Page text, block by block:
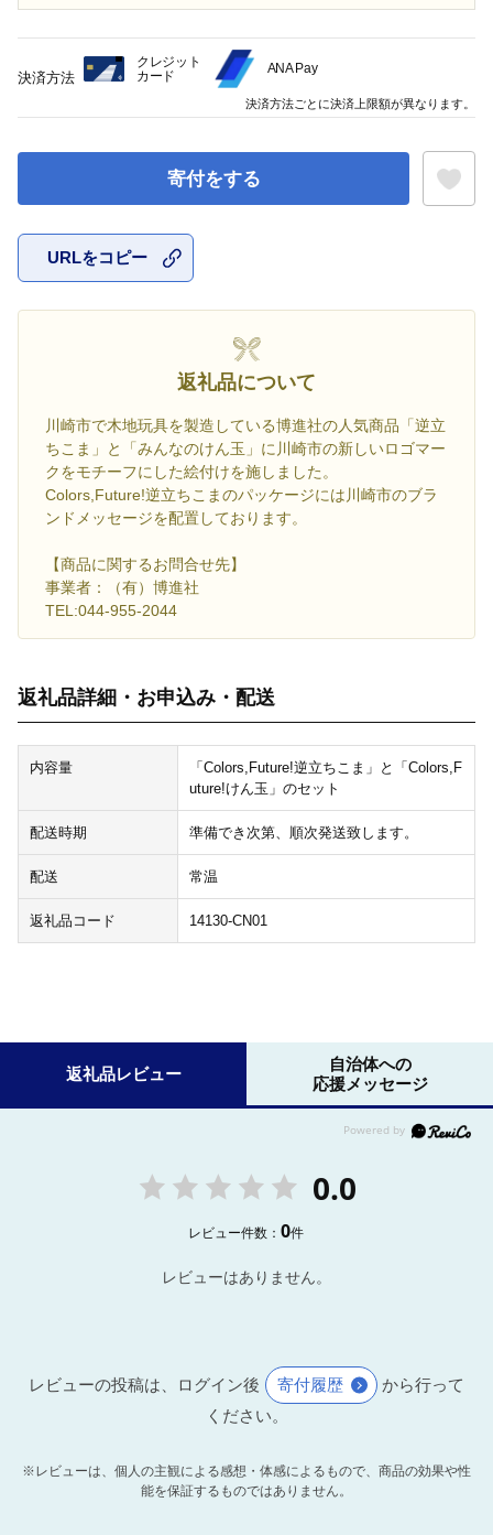
寄付をする
URLをコピー
返礼品について
川崎市で木地玩具を製造している博進社の人気商品「逆立
ちこま」と「みんなのけん玉」に川崎市の新しいロゴマー
クをモチーフにした絵付けを施しました。
Colors,Future!逆立ちこまのパッケージには川崎市のブラ
ンドメッセージを配置しております。
【商品に関するお問合せ先】
事業者：（有）博進社
TEL:044-955-2044
返礼品詳細・お申込み・配送
内容量
「Colors,Future!逆立ちこま」と「Colors,F
uture!けん玉」のセット
配送時期 準備でき次第、順次発送致します。
配送 常温
返礼品コード 14130-CN01
決済方法
クレジット
カード
ANA Pay
決済方法ごとに決済上限額が異なります。
返礼品レビュー
自治体への
応援メッセージ
0.0
レビュー件数：0件
レビューはありません。
レビューの投稿は、ログイン後 寄付履歴
から行って
ください。
※レビューは、個人の主観による感想・体感によるもので、商品の効果や性
能を保証するものではありません。